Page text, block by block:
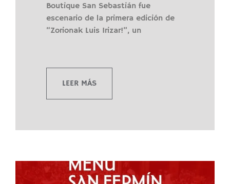
Boutique San Sebastián fue
escenario de la primera edición de
“Zorionak Luis Irizar!”, un
LEER MÁS